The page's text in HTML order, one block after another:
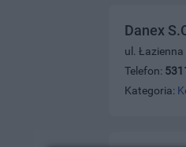
Danex
ul. Łazienna
Telefon:
Kategoria: